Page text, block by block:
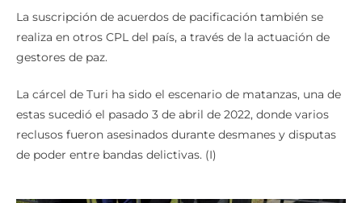
La suscripción de acuerdos de pacificación también se
realiza en otros CPL del país, a través de la actuación de
gestores de paz.
La cárcel de Turi ha sido el escenario de matanzas, una de
estas sucedió el pasado 3 de abril de 2022, donde varios
reclusos fueron asesinados durante desmanes y disputas
de poder entre bandas delictivas. (I)